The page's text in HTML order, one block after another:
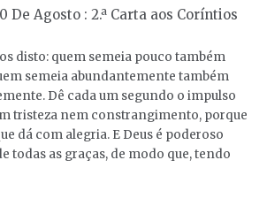
De Agosto : 2.ª Carta aos Coríntios
disto: quem semeia pouco também
semeia abundantemente também
Dê cada um segundo o impulso
tristeza nem constrangimento, porque
dá com alegria. E Deus é poderoso
todas as graças, de modo que, tendo